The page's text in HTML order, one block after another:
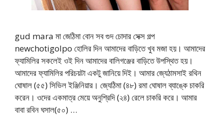
gud mara মা জেঠিমা বোন সব গুদ চোদার সেক্স গল্প
newchotigolpo হোলির দিন আমাদের বাড়িতে খুব মজা হয়। আমাদের
ফ্যামিলির সকলেই ওই দিন আমাদের বালিগঞ্জের বাড়িতে উপস্থিত হয়।
আমাদের ফ্যামিলির পরিচয়টা একটু জানিয়ে দিই। আমার জ্যেঠামসাই রথিন
ঘোষাল (৫৫) সিভিল ইঞ্জিনিয়ার। জ্যেঠিমা (৪৮) রমা ঘোষাল ব্যাঙ্কে চাকরি
করেন। ওদের একমাত্র মেয়ে অনুশ্রিদি (২৪) রেলে চাকরি করে। আমার
বাবা রবিন ঘসাল(৫০) …